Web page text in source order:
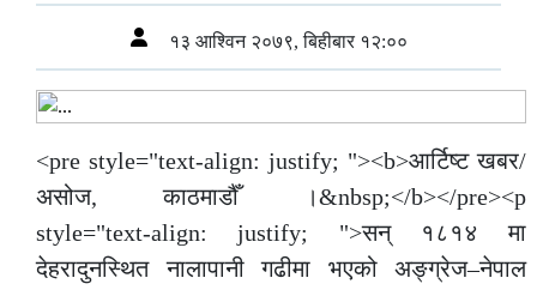
१३ आश्विन २०७९, बिहीबार १२:००
<pre style="text-align: justify; "><b>आर्टिष्ट खबर/
असोज, काठमाडौँ ।&nbsp;</b></pre><p
style="text-align: justify; ">सन् १८१४ मा
देहरादुनस्थित नालापानी गढीमा भएको अङ्ग्रेज–नेपाल